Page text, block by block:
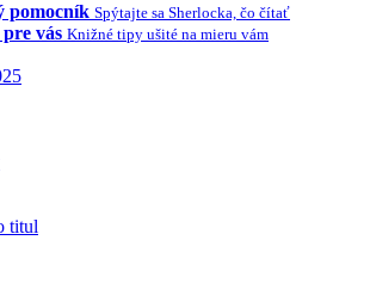
pomocník Spýtajte sa Sherlocka, čo čítať
vás Knižné tipy ušité na mieru vám
titul